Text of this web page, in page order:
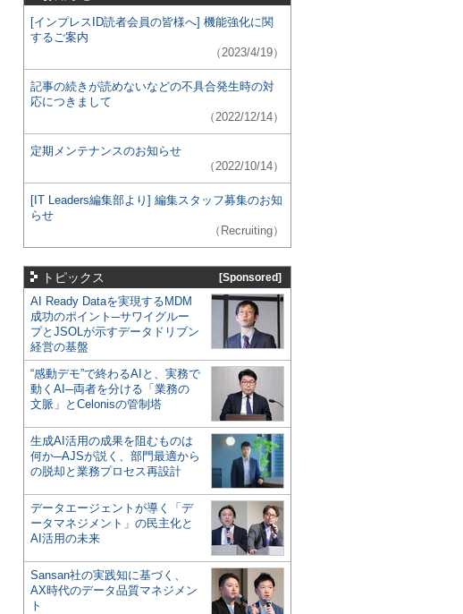
[インプレスID読者会員の皆様へ] 機能強化に関
するご案内
（2023/4/19）
記事の続きが読めないなどの不具合発生時の対
応につきまして
（2022/12/14）
定期メンテナンスのお知らせ
（2022/10/14）
[IT Leaders編集部より] 編集スタッフ募集のお知
らせ
（Recruiting）
トピックス [Sponsored]
AI Ready Dataを実現するMDM
成功のポイント─サワイグルー
プとJSOLが示すデータドリブン
経営の基盤
“感動デモ”で終わるAIと、実務で
動くAI─両者を分ける「業務の
文脈」とCelonisの管制塔
生成AI活用の成果を阻むものは
何か─AJSが説く、部門最適から
の脱却と業務プロセス再設計
データエージェントが導く「デ
ータマネジメント」の民主化と
AI活用の未来
Sansan社の実践知に基づく、
AX時代のデータ品質マネジメン
ト